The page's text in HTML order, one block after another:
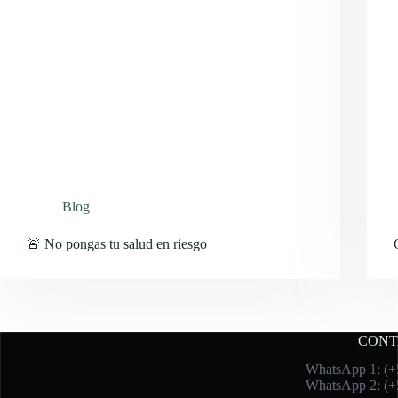
Blog
🚨 No pongas tu salud en riesgo
WhatsApp 1:
WhatsApp 2: